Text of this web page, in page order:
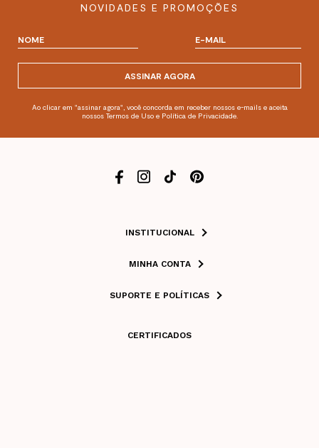
NOVIDADES E PROMOÇÕES
ASSINAR AGORA
Ao clicar em "assinar agora", você concorda em receber nossos e-mails e aceita
nossos Termos de Uso e Política de Privacidade.
INSTITUCIONAL
MINHA CONTA
SUPORTE E POLÍTICAS
CERTIFICADOS